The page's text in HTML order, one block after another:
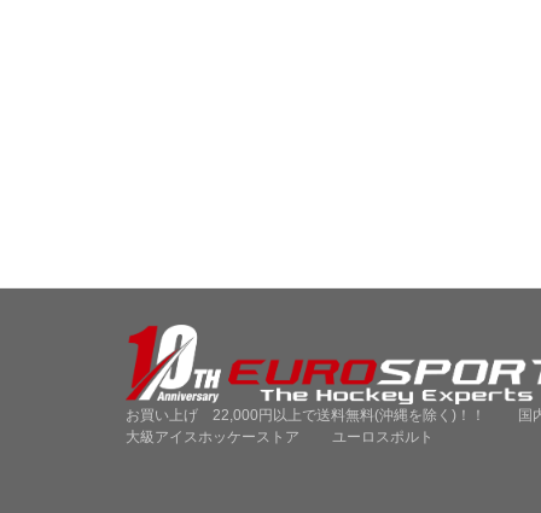
お買い上げ 22,000円以上で送料無料(沖縄を除く)！！ 国
大級アイスホッケーストア ユーロスポルト